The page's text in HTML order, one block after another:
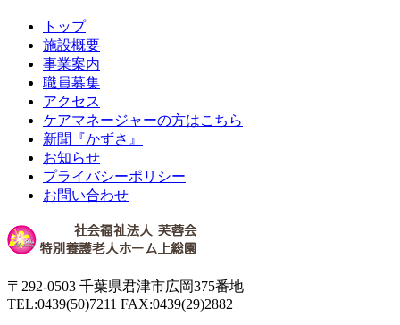
トップ
施設概要
事業案内
職員募集
アクセス
ケアマネージャーの方はこちら
新聞『かずさ』
お知らせ
プライバシーポリシー
お問い合わせ
〒292-0503 千葉県君津市広岡375番地
TEL:0439(50)7211 FAX:0439(29)2882